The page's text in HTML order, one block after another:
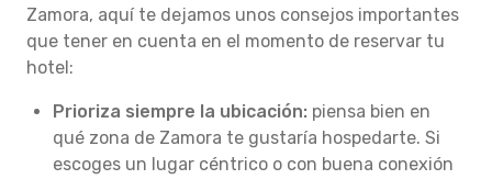
Zamora, aquí te dejamos unos consejos importantes
que tener en cuenta en el momento de reservar tu
hotel:
Prioriza siempre la ubicación: piensa bien en
qué zona de Zamora te gustaría hospedarte. Si
escoges un lugar céntrico o con buena conexión